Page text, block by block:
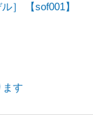
］ 【sof001】
ます